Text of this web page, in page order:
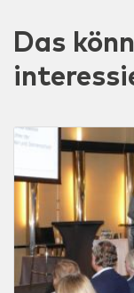
Das